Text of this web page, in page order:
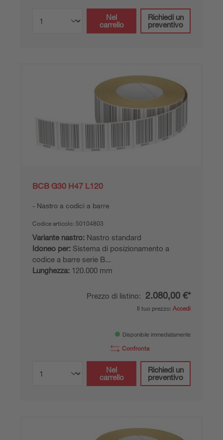
Nel
carrello
Richiedi un
preventivo
BCB G30 H47 L120
Nastro a codici a barre
Codice articolo: 50104803
Variante nastro: Nastro standard
Idoneo per: Sistema di posizionamento a
codice a barre serie B...
Lunghezza: 120.000 mm
Prezzo di listino: 2.080,00 €*
Il tuo prezzo: Accedi
Disponibile immediatamente
Confronta
Nel
carrello
Richiedi un
preventivo